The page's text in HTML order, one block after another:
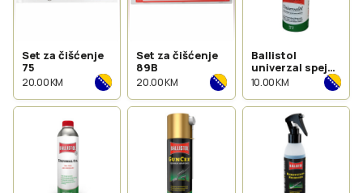
Set za čišćenje
75
20.00 KM
Set za čišćenje
89B
20.00 KM
Ballistol
univerzal spej
50ml
10.00 KM